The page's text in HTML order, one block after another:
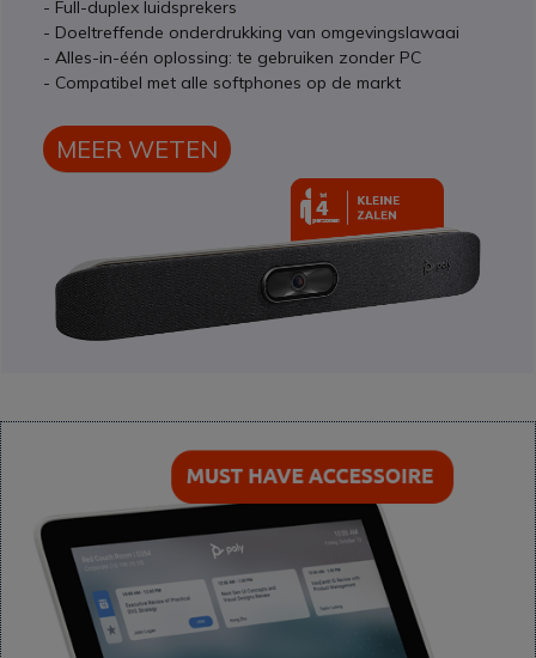
- Full-duplex luidsprekers
- Doeltreffende onderdrukking van omgevingslawaai
- Alles-in-één oplossing: te gebruiken zonder PC
- Compatibel met alle softphones op de markt
MEER WETEN